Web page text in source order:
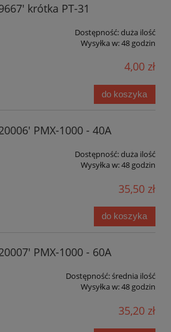
krótka PT-31
Dostępność:duża ilość
Wysyłka w:48 godzin
4,00 zł
do koszyka
PMX-1000 - 40A
Dostępność:duża ilość
Wysyłka w:48 godzin
35,50 zł
do koszyka
PMX-1000 - 60A
Dostępność:średnia ilość
Wysyłka w:48 godzin
35,20 zł